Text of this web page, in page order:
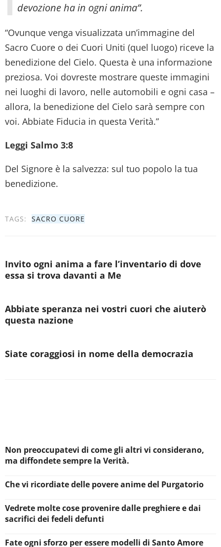
devozione ha in ogni anima”.
“Ovunque venga visualizzata un’immagine del
Sacro Cuore o dei Cuori Uniti (quel luogo) riceve la
benedizione del Cielo. Questa è una informazione
preziosa. Voi dovreste mostrare queste immagini
nei luoghi di lavoro, nelle automobili e ogni casa –
allora, la benedizione del Cielo sarà sempre con
voi. Abbiate Fiducia in questa Verità.”
Leggi Salmo 3:8
Del Signore è la salvezza: sul tuo popolo la tua
benedizione.
TAGS: SACRO CUORE
Invito ogni anima a fare l’inventario di dove
essa si trova davanti a Me
Abbiate speranza nei vostri cuori che aiuterò
questa nazione
Siate coraggiosi in nome della democrazia
Non preoccupatevi di come gli altri vi considerano,
ma diffondete sempre la Verità.
Che vi ricordiate delle povere anime del Purgatorio
Vedrete molte cose provenire dalle preghiere e dai
sacrifici dei fedeli defunti
Fate ogni sforzo per essere modelli di Santo Amore